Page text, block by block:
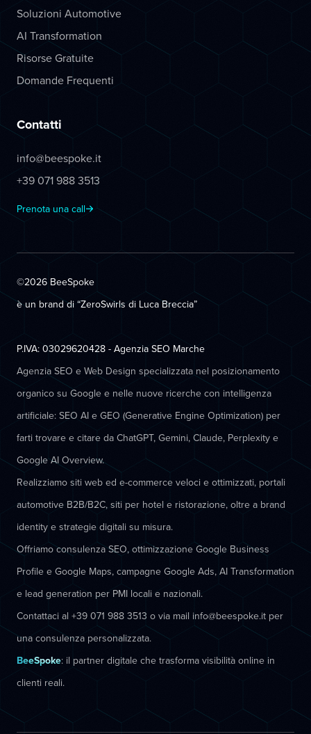
Soluzioni Automotive
AI Transformation
Risorse Gratuite
Domande Frequenti
Contatti
info@beespoke.it
+39 071 988 3513
Prenota una call
©2026 BeeSpoke
è un brand di “ZeroSwirls di Luca Breccia”
P.IVA: 03029620428 - Agenzia SEO Marche
Agenzia SEO e Web Design specializzata nel posizionamento
organico su Google e nelle nuove ricerche con intelligenza
artificiale: SEO AI e GEO (Generative Engine Optimization) per
farti trovare e citare da ChatGPT, Gemini, Claude, Perplexity e
Google AI Overview.
Realizziamo siti web ed e-commerce veloci e ottimizzati, portali
automotive B2B/B2C, siti per hotel e ristorazione, oltre a brand
identity e strategie digitali su misura.
Offriamo consulenza SEO, ottimizzazione Google Business
Profile e Google Maps, campagne Google Ads, AI Transformation
e lead generation per PMI locali e nazionali.
Contattaci al +39 071 988 3513 o via mail info@beespoke.it per
una consulenza personalizzata.
BeeSpoke: il partner digitale che trasforma visibilità online in
clienti reali.